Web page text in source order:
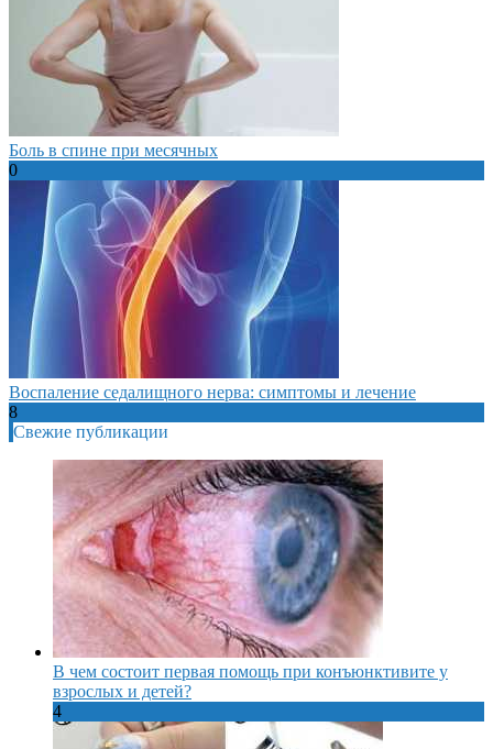
Боль в спине при месячных
0
Воспаление седалищного нерва: симптомы и лечение
8
Свежие публикации
В чем состоит первая помощь при конъюнктивите у
взрослых и детей?
4